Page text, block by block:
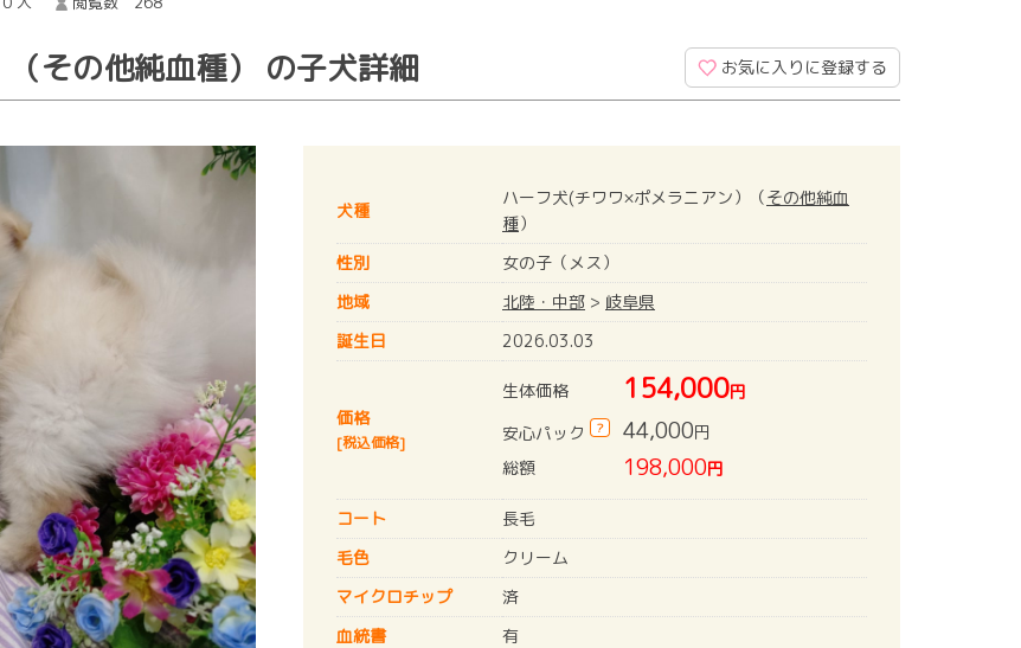
その他純血種） の子犬詳細 お気に入りに登録する
犬種
ハーフ犬(チワワ×ポメラニアン）（その他純血
種）
性別
女の子（メス）
地域
北陸・中部 > 岐阜県
誕生日
2026.03.03
価格
[税込価格]
生体価格 154,000円
安心パック
? 44,000円
総額
198,000円
コート
長毛
毛色
クリーム
マイクロチップ
済
血統書
有